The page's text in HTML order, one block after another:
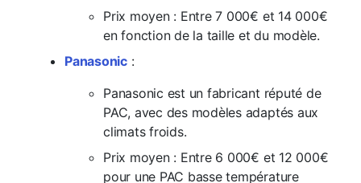
Prix moyen : Entre 7 000€ et 14 000€
en fonction de la taille et du modèle.
Panasonic:
Panasonic est un fabricant réputé de
PAC, avec des modèles adaptés aux
climats froids.
Prix moyen : Entre 6 000€ et 12 000€
pour une PAC basse température